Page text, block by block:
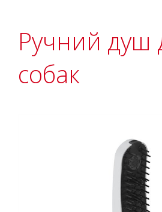
Ручний душ
собак